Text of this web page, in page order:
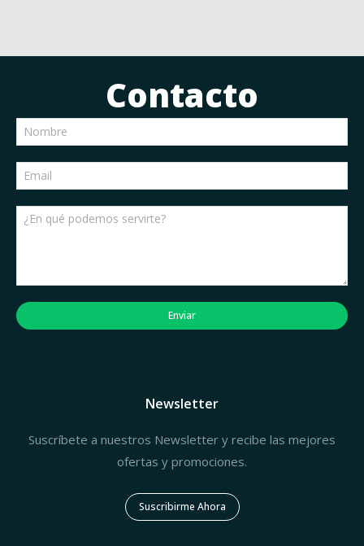
Contacto
Enviar
Newsletter
Suscríbete a nuestros Newsletter y recibe las mejores
ofertas y promociones.
Suscribirme Ahora